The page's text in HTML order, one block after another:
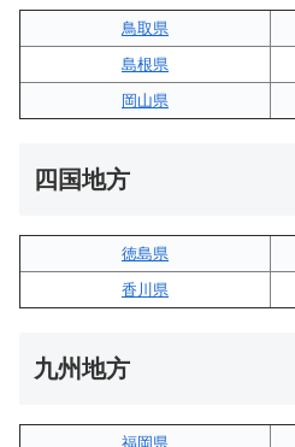
鳥取県
島根県
岡山県
四国地方
徳島県
香川県
九州地方
福岡県